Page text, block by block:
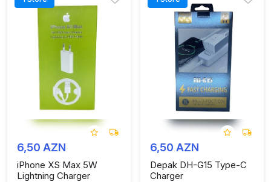
6,50 AZN
iPhone XS Max 5W
Lightning Charger
6,50 AZN
Depak DH-G15 Type-C
Charger